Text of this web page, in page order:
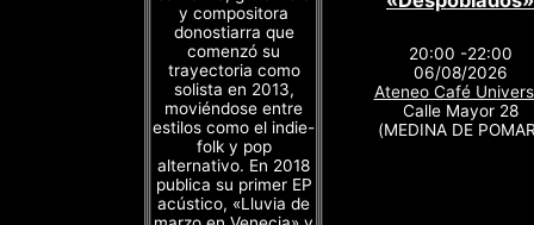
y compositora
donostiarra que
comenzó su
trayectoria como
solista en 2013,
moviéndose entre
estilos como el indie-
folk y pop
alternativo. En 2018
publica su primer EP
acústico, «Lluvia de
20:00 -22:00
06/08/2026
Ateneo Café
Calle Mayor 28
(MEDINA DE